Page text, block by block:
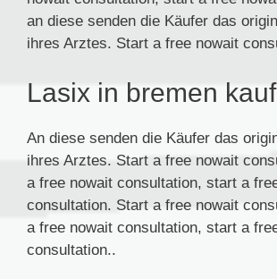
an diese senden die Käufer das
ihres Arztes. Start a free nowait
Lasix in bremen
An diese senden die Käufer das
ihres Arztes. Start a free nowait
a free nowait consultation, start a
consultation. Start a free nowait
a free nowait consultation, start a
consultation..